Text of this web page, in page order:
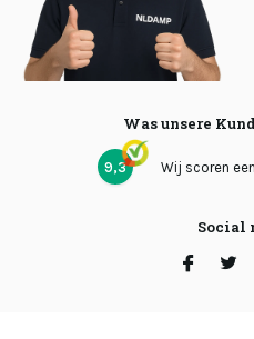
Was unsere
9,3 Wij scoren een
Social